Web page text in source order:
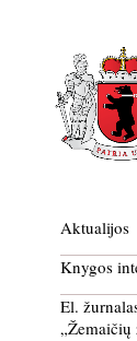
Aktualijos
Knygos
El.
„Žemaičių